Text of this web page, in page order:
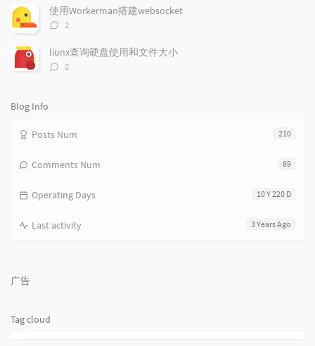
c
l
s
n
数：
使用Workerman搭建websocket
评
数：
2
liunx查询硬盘使用和文件大小
评
2
Blog Info
210
Posts Num
69
Comments Num
10 Y 220 D
Operating Days
3 Years Ago
Last activity
广告
Tag cloud